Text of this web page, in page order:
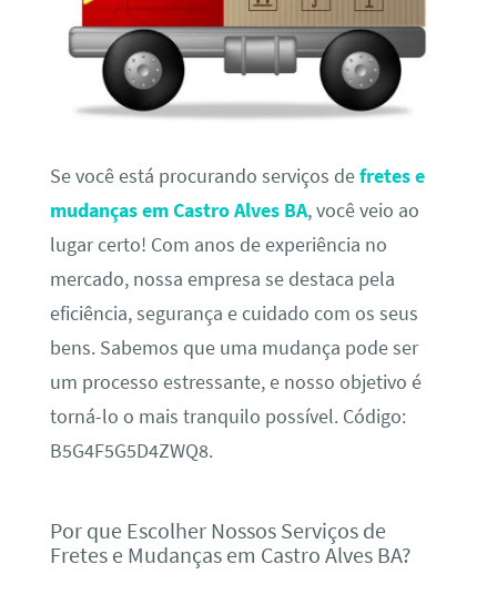
Se você está procurando serviços defretes e
mudanças em Castro Alves BA, você veio ao
lugar certo! Com anos de experiência no
mercado, nossa empresa se destaca pela
eficiência, segurança e cuidado com os seus
bens. Sabemos que uma mudança pode ser
um processo estressante, e nosso objetivo é
torná-lo o mais tranquilo possível. Código:
B5G4F5G5D4ZWQ8.
Por que Escolher Nossos Serviços de
Fretes e Mudanças em Castro Alves BA?